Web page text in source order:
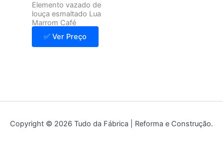
Elemento vazado de
louça esmaltado Lua
Marrom Café
✅ Ver Preço
Copyright © 2026 Tudo da Fábrica | Reforma e Construção.